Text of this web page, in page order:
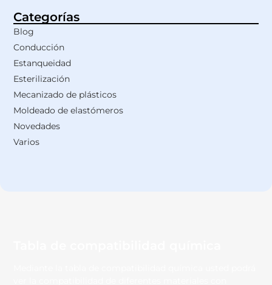
Categorías
Blog
Conducción
Estanqueidad
Esterilización
Mecanizado de plásticos
Moldeado de elastómeros
Novedades
Varios